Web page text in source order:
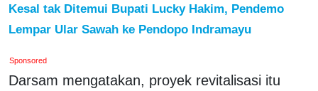
Kesal tak Ditemui Bupati Lucky Hakim, Pendemo
Lempar Ular Sawah ke Pendopo Indramayu
Sponsored
Darsam mengatakan, proyek revitalisasi itu